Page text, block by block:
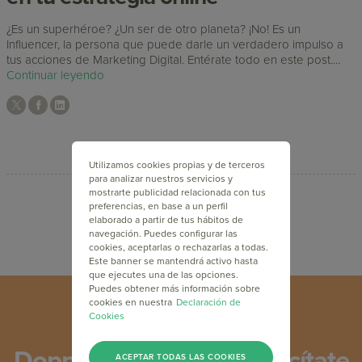
¿Es un superhéroe? ¿Un ser de otro planeta? ¡No! Es un
Influencer, la persona que puede darle un verdadero impulso a
tus acciones de Marketing Digital. Entérate todo en este post....
Continuar leyendo
Utilizamos cookies propias y de terceros
para analizar nuestros servicios y
mostrarte publicidad relacionada con tus
preferencias, en base a un perfil
elaborado a partir de tus hábitos de
navegación. Puedes configurar las
cookies, aceptarlas o rechazarlas a todas.
Este banner se mantendrá activo hasta
que ejecutes una de las opciones.
Puedes obtener más información sobre
cookies en nuestra Declaración de
Cookies
ACEPTAR TODAS LAS COOKIES